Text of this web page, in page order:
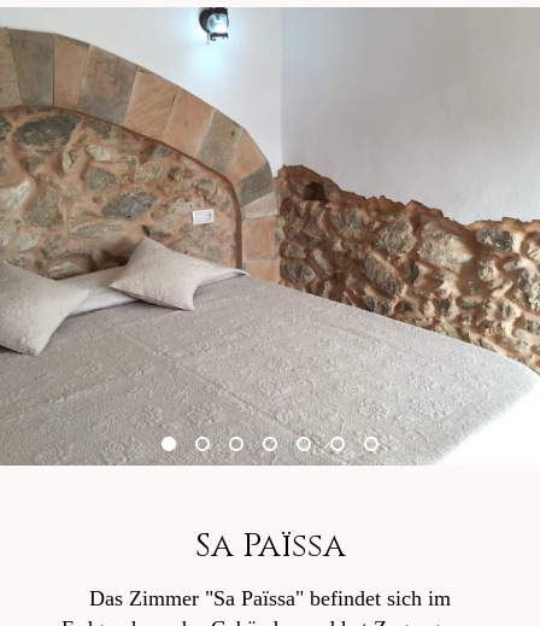
Sa Païssa
Das Zimmer "Sa Païssa" befindet sich im